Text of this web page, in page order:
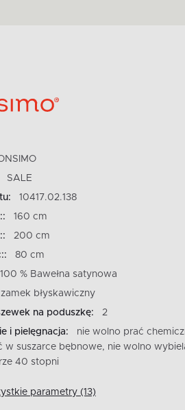
SALE
10417.02.138
160 cm
200 cm
80 cm
100 % Bawełna satynowa
zamek błyskawiczny
na poduszkę:
2
i pielęgnacja:
nie wolno prać
w suszarce bębnowe, nie wolno
40 stopni
parametry (13)